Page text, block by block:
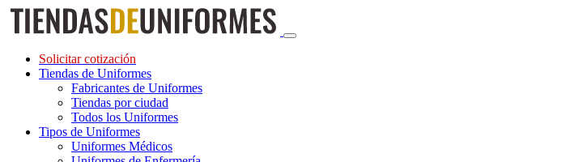
Solicitar cotización
Tiendas de Uniformes
Fabricantes de Uniformes
Tiendas por ciudad
Todos los Uniformes
Tipos de Uniformes
Uniformes Médicos